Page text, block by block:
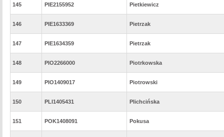
145 PIE2155952 Pietkiewicz
146 PIE1633369 Pietrzak
147 PIE1634359 Pietrzak
148 PIO2266000 Piotrkowska
149 PIO1409017 Piotrowski
150 PLI1405431 Plichcińska
151 POK1408091 Pokusa